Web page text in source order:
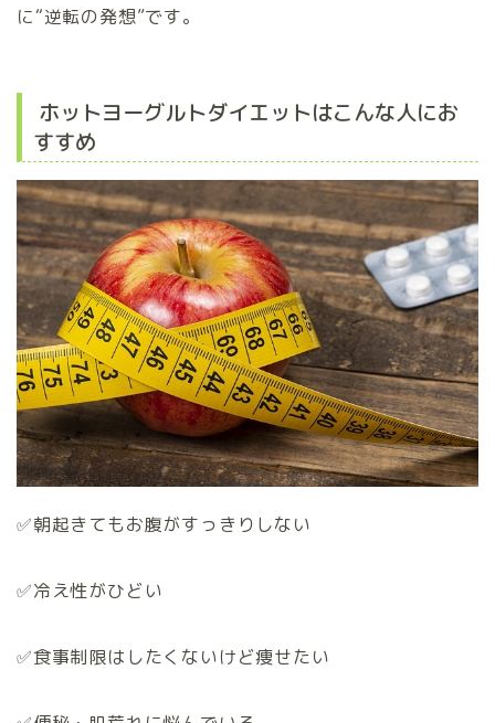
に“逆転の発想”です。
ホットヨーグルトダイエットはこんな人にお
すすめ
✅朝起きてもお腹がすっきりしない
✅冷え性がひどい
✅食事制限はしたくないけど痩せたい